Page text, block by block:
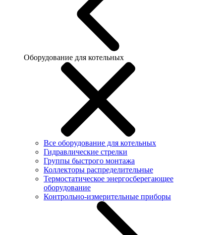
Оборудование для котельных
Все оборудование для котельных
Гидравлические стрелки
Группы быстрого монтажа
Коллекторы распределительные
Термостатическое энергосберегающее
оборудование
Контрольно-измерительные приборы